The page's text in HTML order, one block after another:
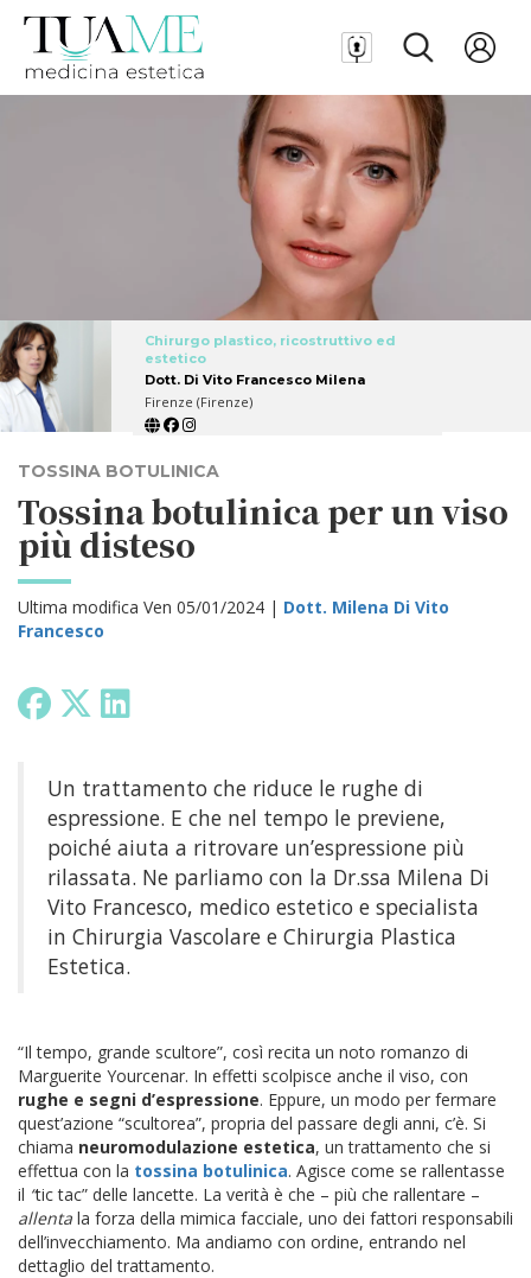
Chirurgo plastico, ricostruttivo ed
estetico
Dott. Di Vito Francesco Milena
Firenze (Firenze)
TOSSINA BOTULINICA
Tossina botulinica per un viso
più disteso
Ultima modifica Ven 05/01/2024 | Dott. Milena Di Vito
Francesco
Un trattamento che riduce le rughe di
espressione. E che nel tempo le previene,
poiché aiuta a ritrovare un’espressione più
rilassata. Ne parliamo con la Dr.ssa Milena Di
Vito Francesco, medico estetico e specialista
in Chirurgia Vascolare e Chirurgia Plastica
Estetica.
“Il tempo, grande scultore”, così recita un noto romanzo di
Marguerite Yourcenar. In effetti scolpisce anche il viso, con
rughe e segni d’espressione. Eppure, un modo per fermare
quest’azione “scultorea”, propria del passare degli anni, c’è. Si
chiama neuromodulazione estetica, un trattamento che si
effettua con la tossina botulinica. Agisce come se rallentasse
il “tic tac” delle lancette. La verità è che – più che rallentare –
allenta la forza della mimica facciale, uno dei fattori responsabili
dell’invecchiamento. Ma andiamo con ordine, entrando nel
dettaglio del trattamento.